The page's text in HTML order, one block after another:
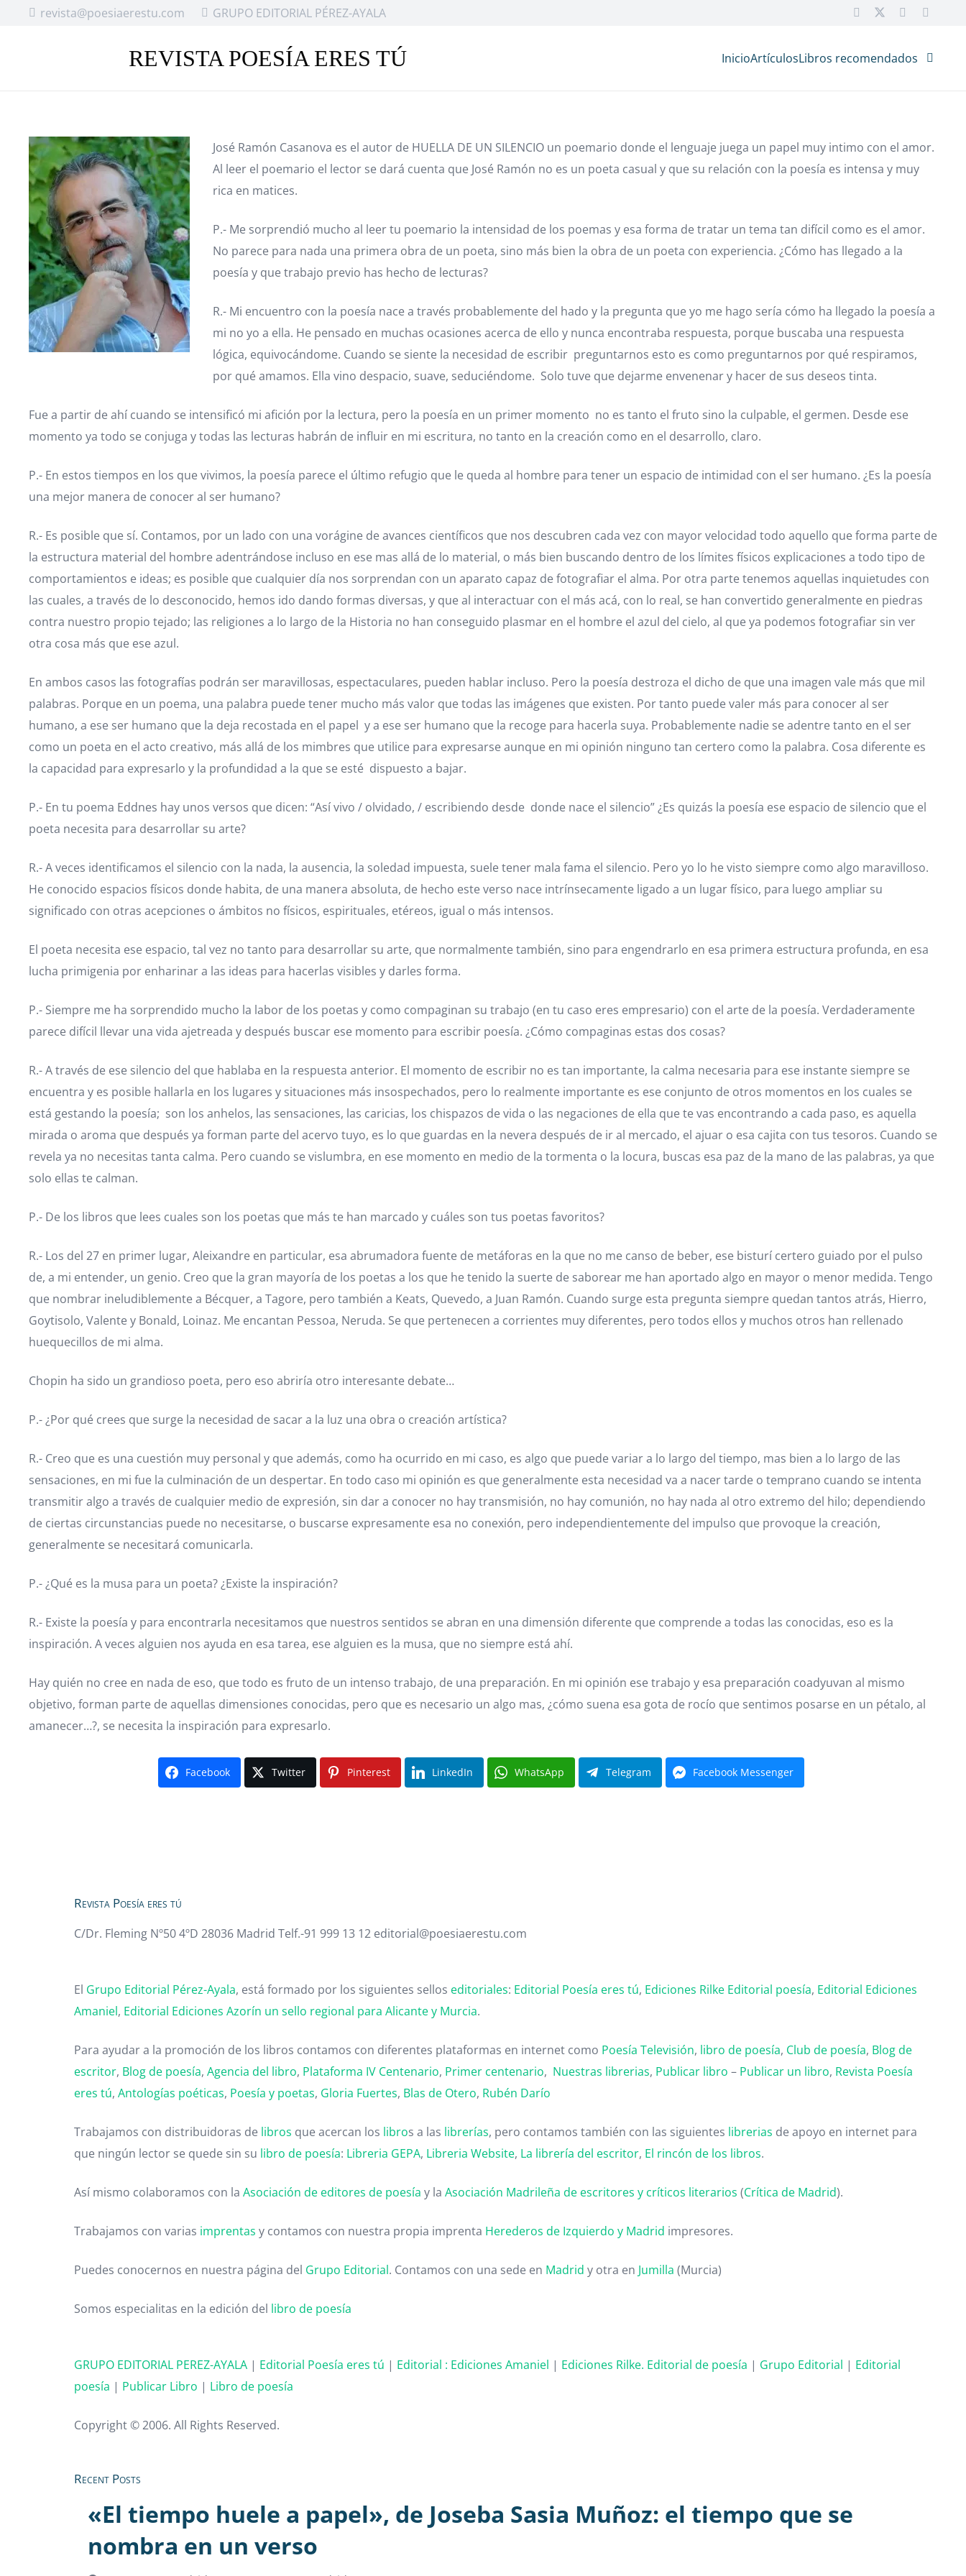
revista@poesiaerestu.com GRUPO EDITORIAL PÉREZ-AYALA
REVISTA POESÍA ERES TÚ InicioArtículosLibros recomendados
José Ramón Casanova es el autor de HUELLA DE UN SILENCIO un poemario donde el lenguaje juega un papel muy intimo con el amor.
Al leer el poemario el lector se dará cuenta que José Ramón no es un poeta casual y que su relación con la poesía es intensa y muy
rica en matices.
P.- Me sorprendió mucho al leer tu poemario la intensidad de los poemas y esa forma de tratar un tema tan difícil como es el amor.
No parece para nada una primera obra de un poeta, sino más bien la obra de un poeta con experiencia. ¿Cómo has llegado a la
poesía y que trabajo previo has hecho de lecturas?
R.- Mi encuentro con la poesía nace a través probablemente del hado y la pregunta que yo me hago sería cómo ha llegado la poesía a
mi no yo a ella. He pensado en muchas ocasiones acerca de ello y nunca encontraba respuesta, porque buscaba una respuesta
lógica, equivocándome. Cuando se siente la necesidad de escribir preguntarnos esto es como preguntarnos por qué respiramos,
por qué amamos. Ella vino despacio, suave, seduciéndome. Solo tuve que dejarme envenenar y hacer de sus deseos tinta.
Fue a partir de ahí cuando se intensificó mi afición por la lectura, pero la poesía en un primer momento no es tanto el fruto sino la culpable, el germen. Desde ese
momento ya todo se conjuga y todas las lecturas habrán de influir en mi escritura, no tanto en la creación como en el desarrollo, claro.
P.- En estos tiempos en los que vivimos, la poesía parece el último refugio que le queda al hombre para tener un espacio de intimidad con el ser humano. ¿Es la poesía
una mejor manera de conocer al ser humano?
R.- Es posible que sí. Contamos, por un lado con una vorágine de avances científicos que nos descubren cada vez con mayor velocidad todo aquello que forma parte de
la estructura material del hombre adentrándose incluso en ese mas allá de lo material, o más bien buscando dentro de los límites físicos explicaciones a todo tipo de
comportamientos e ideas; es posible que cualquier día nos sorprendan con un aparato capaz de fotografiar el alma. Por otra parte tenemos aquellas inquietudes con
las cuales, a través de lo desconocido, hemos ido dando formas diversas, y que al interactuar con el más acá, con lo real, se han convertido generalmente en piedras
contra nuestro propio tejado; las religiones a lo largo de la Historia no han conseguido plasmar en el hombre el azul del cielo, al que ya podemos fotografiar sin ver
otra cosa más que ese azul.
En ambos casos las fotografías podrán ser maravillosas, espectaculares, pueden hablar incluso. Pero la poesía destroza el dicho de que una imagen vale más que mil
palabras. Porque en un poema, una palabra puede tener mucho más valor que todas las imágenes que existen. Por tanto puede valer más para conocer al ser
humano, a ese ser humano que la deja recostada en el papel y a ese ser humano que la recoge para hacerla suya. Probablemente nadie se adentre tanto en el ser
como un poeta en el acto creativo, más allá de los mimbres que utilice para expresarse aunque en mi opinión ninguno tan certero como la palabra. Cosa diferente es
la capacidad para expresarlo y la profundidad a la que se esté dispuesto a bajar.
P.- En tu poema Eddnes hay unos versos que dicen: “Así vivo / olvidado, / escribiendo desde donde nace el silencio” ¿Es quizás la poesía ese espacio de silencio que el
poeta necesita para desarrollar su arte?
R.- A veces identificamos el silencio con la nada, la ausencia, la soledad impuesta, suele tener mala fama el silencio. Pero yo lo he visto siempre como algo maravilloso.
He conocido espacios físicos donde habita, de una manera absoluta, de hecho este verso nace intrínsecamente ligado a un lugar físico, para luego ampliar su
significado con otras acepciones o ámbitos no físicos, espirituales, etéreos, igual o más intensos.
El poeta necesita ese espacio, tal vez no tanto para desarrollar su arte, que normalmente también, sino para engendrarlo en esa primera estructura profunda, en esa
lucha primigenia por enharinar a las ideas para hacerlas visibles y darles forma.
P.- Siempre me ha sorprendido mucho la labor de los poetas y como compaginan su trabajo (en tu caso eres empresario) con el arte de la poesía. Verdaderamente
parece difícil llevar una vida ajetreada y después buscar ese momento para escribir poesía. ¿Cómo compaginas estas dos cosas?
R.- A través de ese silencio del que hablaba en la respuesta anterior. El momento de escribir no es tan importante, la calma necesaria para ese instante siempre se
encuentra y es posible hallarla en los lugares y situaciones más insospechados, pero lo realmente importante es ese conjunto de otros momentos en los cuales se
está gestando la poesía; son los anhelos, las sensaciones, las caricias, los chispazos de vida o las negaciones de ella que te vas encontrando a cada paso, es aquella
mirada o aroma que después ya forman parte del acervo tuyo, es lo que guardas en la nevera después de ir al mercado, el ajuar o esa cajita con tus tesoros. Cuando se
revela ya no necesitas tanta calma. Pero cuando se vislumbra, en ese momento en medio de la tormenta o la locura, buscas esa paz de la mano de las palabras, ya que
solo ellas te calman.
P.- De los libros que lees cuales son los poetas que más te han marcado y cuáles son tus poetas favoritos?
R.- Los del 27 en primer lugar, Aleixandre en particular, esa abrumadora fuente de metáforas en la que no me canso de beber, ese bisturí certero guiado por el pulso
de, a mi entender, un genio. Creo que la gran mayoría de los poetas a los que he tenido la suerte de saborear me han aportado algo en mayor o menor medida. Tengo
que nombrar ineludiblemente a Bécquer, a Tagore, pero también a Keats, Quevedo, a Juan Ramón. Cuando surge esta pregunta siempre quedan tantos atrás, Hierro,
Goytisolo, Valente y Bonald, Loinaz. Me encantan Pessoa, Neruda. Se que pertenecen a corrientes muy diferentes, pero todos ellos y muchos otros han rellenado
huequecillos de mi alma.
Chopin ha sido un grandioso poeta, pero eso abriría otro interesante debate…
P.- ¿Por qué crees que surge la necesidad de sacar a la luz una obra o creación artística?
R.- Creo que es una cuestión muy personal y que además, como ha ocurrido en mi caso, es algo que puede variar a lo largo del tiempo, mas bien a lo largo de las
sensaciones, en mi fue la culminación de un despertar. En todo caso mi opinión es que generalmente esta necesidad va a nacer tarde o temprano cuando se intenta
transmitir algo a través de cualquier medio de expresión, sin dar a conocer no hay transmisión, no hay comunión, no hay nada al otro extremo del hilo; dependiendo
de ciertas circunstancias puede no necesitarse, o buscarse expresamente esa no conexión, pero independientemente del impulso que provoque la creación,
generalmente se necesitará comunicarla.
P.- ¿Qué es la musa para un poeta? ¿Existe la inspiración?
R.- Existe la poesía y para encontrarla necesitamos que nuestros sentidos se abran en una dimensión diferente que comprende a todas las conocidas, eso es la
inspiración. A veces alguien nos ayuda en esa tarea, ese alguien es la musa, que no siempre está ahí.
Hay quién no cree en nada de eso, que todo es fruto de un intenso trabajo, de una preparación. En mi opinión ese trabajo y esa preparación coadyuvan al mismo
objetivo, forman parte de aquellas dimensiones conocidas, pero que es necesario un algo mas, ¿cómo suena esa gota de rocío que sentimos posarse en un pétalo, al
amanecer…?, se necesita la inspiración para expresarlo.
Facebook Twitter Pinterest LinkedIn WhatsApp Telegram Facebook Messenger
Revista Poesía eres tú
C/Dr. Fleming Nº50 4ºD 28036 Madrid Telf.-91 999 13 12 editorial@poesiaerestu.com
El Grupo Editorial Pérez-Ayala, está formado por los siguientes sellos editoriales: Editorial Poesía eres tú, Ediciones Rilke Editorial poesía, Editorial Ediciones
Amaniel, Editorial Ediciones Azorín un sello regional para Alicante y Murcia.
Para ayudar a la promoción de los libros contamos con diferentes plataformas en internet como Poesía Televisión, libro de poesía, Club de poesía, Blog de
escritor, Blog de poesía,Agencia del libro, Plataforma IV Centenario, Primer centenario, Nuestras librerias, Publicar libro – Publicar un libro, Revista Poesía
eres tú,Antologías poéticas, Poesía y poetas, Gloria Fuertes, Blas de Otero, Rubén Darío
Trabajamos con distribuidoras de libros que acercan los libros a las librerías, pero contamos también con las siguientes librerias de apoyo en internet para
que ningún lector se quede sin su libro de poesía: Libreria GEPA, Libreria Website, La librería del escritor, El rincón de los libros.
Así mismo colaboramos con laAsociación de editores de poesía y laAsociación Madrileña de escritores y críticos literarios (Crítica de Madrid).
Trabajamos con varias imprentas y contamos con nuestra propia imprenta Herederos de Izquierdo y Madrid impresores.
Puedes conocernos en nuestra página del Grupo Editorial. Contamos con una sede en Madrid y otra en Jumilla (Murcia)
Somos especialitas en la edición del libro de poesía
GRUPO EDITORIAL PEREZ-AYALA | Editorial Poesía eres tú | Editorial : Ediciones Amaniel | Ediciones Rilke. Editorial de poesía | Grupo Editorial | Editorial
poesía | Publicar Libro | Libro de poesía
Copyright © 2006. All Rights Reserved.
Recent Posts
«El tiempo huele a papel», de Joseba Sasia Muñoz: el tiempo que se
nombra en un verso